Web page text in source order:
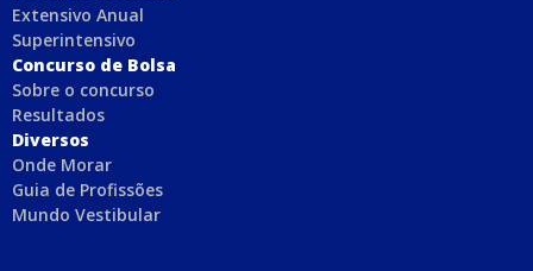
Extensivo Anual
Superintensivo
Concurso de Bolsa
Sobre o concurso
Resultados
Diversos
Onde Morar
Guia de Profissões
Mundo Vestibular